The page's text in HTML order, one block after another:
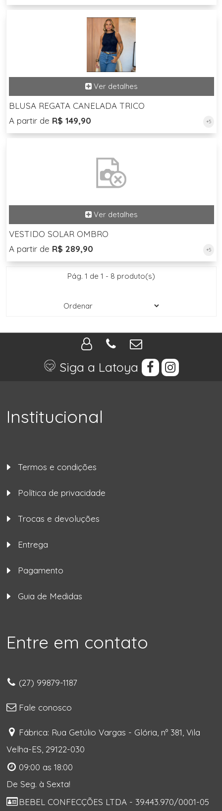
BLUSA REGATA CANELADA TRICO
A partir de R$ 149,90 +5
VESTIDO SOLAR OMBRO
A partir de R$ 289,90 +5
Pág. 1 de 1 - 8 produto(s)
Siga a Latoya
Institucional
Termos e condições
Política de privacidade
Trocas e devoluções
Entrega
Pagamento
Guia de Medidas
Entre em contato
(27) 99879-1187
Fale conosco
Fábrica: Rua Getúlio Vargas - Glória, nº 381, Vila
Velha-ES, 29122-030
09:00 as 18:00
De Seg. à Sexta!
BEBEL CONFECÇÕES LTDA - 39.443.970/0001-05